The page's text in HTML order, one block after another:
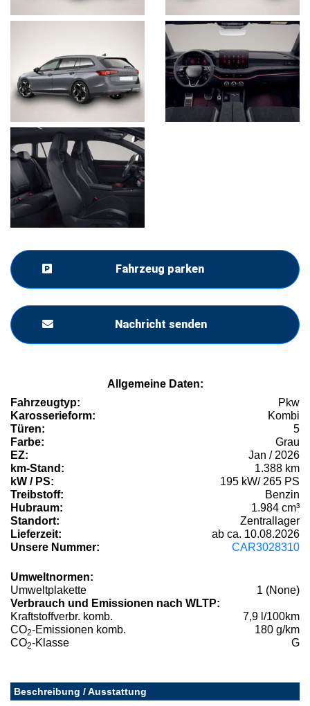
Fahrzeug parken
Nachricht senden
Allgemeine Daten:
Fahrzeugtyp:
Pkw
Karosserieform:
Kombi
Türen:
5
Farbe:
Grau
EZ:
Jan / 2026
km-Stand:
1.388 km
kW / PS:
195 kW/ 265 PS
Treibstoff:
Benzin
Hubraum:
1.984 cm³
Standort:
Zentrallager
Lieferzeit:
ab ca. 10.08.2026
Unsere Nummer:
CAR3028310
Umweltnormen:
Umweltplakette
1 (None)
Verbrauch und Emissionen nach WLTP:
Kraftstoffverbr. komb.
7,9 l/100km
CO2-Emissionen komb.
180 g/km
CO2-Klasse G
Beschreibung / Ausstattung